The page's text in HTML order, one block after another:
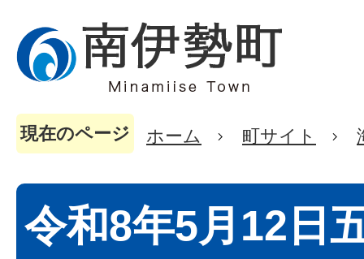
現在のページ ホーム 町サイト
令和8年5月12日